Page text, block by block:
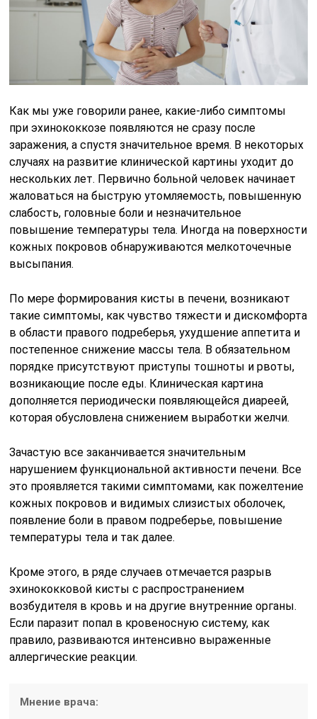
Как мы уже говорили ранее, какие-либо симптомы
при эхинококкозе появляются не сразу после
заражения, а спустя значительное время. В некоторых
случаях на развитие клинической картины уходит до
нескольких лет. Первично больной человек начинает
жаловаться на быструю утомляемость, повышенную
слабость, головные боли и незначительное
повышение температуры тела. Иногда на поверхности
кожных покровов обнаруживаются мелкоточечные
высыпания.
По мере формирования кисты в печени, возникают
такие симптомы, как чувство тяжести и дискомфорта
в области правого подреберья, ухудшение аппетита и
постепенное снижение массы тела. В обязательном
порядке присутствуют приступы тошноты и рвоты,
возникающие после еды. Клиническая картина
дополняется периодически появляющейся диареей,
которая обусловлена снижением выработки желчи.
Зачастую все заканчивается значительным
нарушением функциональной активности печени. Все
это проявляется такими симптомами, как пожелтение
кожных покровов и видимых слизистых оболочек,
появление боли в правом подреберье, повышение
температуры тела и так далее.
Кроме этого, в ряде случаев отмечается разрыв
эхинококковой кисты с распространением
возбудителя в кровь и на другие внутренние органы.
Если паразит попал в кровеносную систему, как
правило, развиваются интенсивно выраженные
аллергические реакции.
Мнение врача: